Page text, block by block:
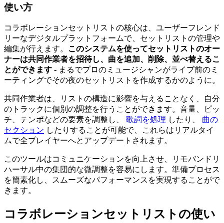
使い方
コラボレーションセットリストの核心は、ユーザーフレンド
リーなデジタルプラットフォームで、セットリストの管理や
編集が行えます。 このシステムを使ってセットリストのオー
ナーは共同作業者を招待し、曲を追加、削除、並べ替えるこ
とができます - まるでプロのミュージシャンがライブ前のミ
ーティングでその夜のセットリストを作成するかのように。
共同作業者は、リストの構造に影響を与えることなく、自分
のトラックに個別の調整を行うことができます。音量、ピッ
チ、テンポなどの要素を調整し、 歌詞を処理 したり、 曲の
セクション したりすることが可能で、これらはリアルタイ
ムで全プレイヤーへとアップデートされます。
このツールはコミュニケーションを向上させ、リモバンドリ
ハーサル中の集団的な微調整を容易にします。準備プロセス
を簡素化し、スムーズなパフォーマンスを実現することがで
きます。
コラボレーションセットリストの使い